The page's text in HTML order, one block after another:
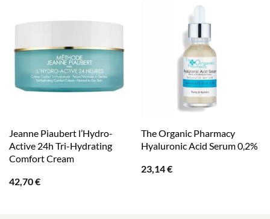
Jeanne Piaubert l’Hydro-
Active 24h Tri-Hydrating
Comfort Cream
42,70€
The Organic Pharmacy
Hyaluronic Acid Serum 0,2%
23,14€